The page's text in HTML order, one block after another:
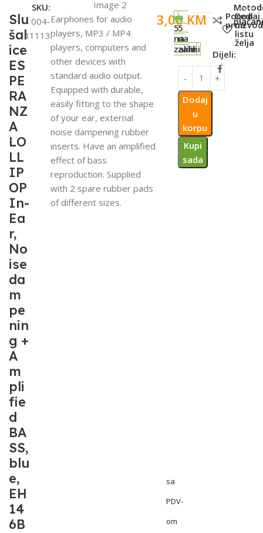
Slu
šal
ice
ES
PE
RA
NZ
A
LO
LL
IP
OP
In-
Ea
r,
No
ise
da
m
pe
nin
g +
A
m
pli
fie
d
BA
SS,
blu
e,
EH
14
6B
SKU:
004-
31113
Earphones for audio
players, MP3 / MP4
players, computers and
other devices with
standard audio output.
Equipped with durable,
easily fitting to the shape
of your ear, external
noise dampening rubber
inserts. Have an amplified
effect of bass
reproduction. Supplied
with 2 spare rubber pads
of different sizes.
3,00KM
sa
PDV-
om
5
na
zalihi
5
na
zalihi
Dodaj
u
korpu
Kupi
sada
Poredi
proizvod
Dodaj
na
listu
želja
Dijeli: